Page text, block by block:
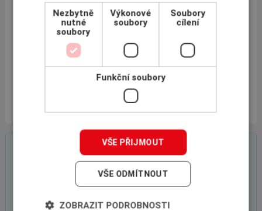
National Association of Insurers of Ukraine
General director
Denis Yastreb
Federation of Insurance Intermediaries of Ukraine
General director
Serhii Inshakov
Ukrainian insurance consumers association
«Insurance protection»
On-line poptávkový formulář
Nezbytně
nutné
soubory
Výkonové
soubory
Soubory
cílení
Funkční soubory
VŠE PŘIJMOUT
VŠE ODMÍTNOUT
ZOBRAZIT PODROBNOSTI